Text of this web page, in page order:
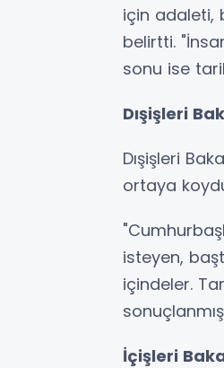
için adaleti,
belirtti.
sonu ise
Dışişleri
Dışişleri
ortaya
isteyen,
içindeler.
İçişleri